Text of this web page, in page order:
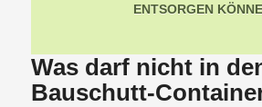
ENTSORGEN
Was darf nicht in
Bauschutt-